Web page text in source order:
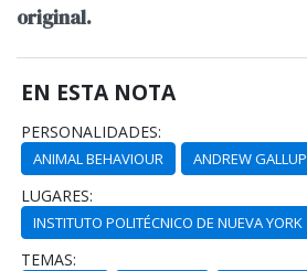
original.
EN ESTA NOTA
PERSONALIDADES:
ANIMAL BEHAVIOUR ANDREW GALLUP
LUGARES:
INSTITUTO POLITÉCNICO DE NUEVA YORK
TEMAS: